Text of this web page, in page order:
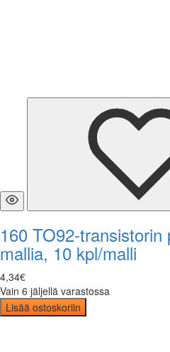
160 TO92-transistorin
mallia, 10 kpl/malli
4,34€
Vain 6 jäljellä varastossa
Lisää ostoskoriin